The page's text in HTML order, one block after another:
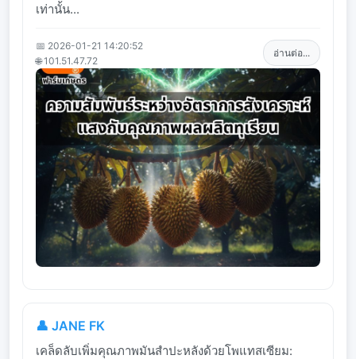
เท่านั้น...
📅 2026-01-21 14:20:52
🌐 101.51.47.72
อ่านต่อ...
👤 JANE FK
เคล็ดลับเพิ่มคุณภาพมันสำปะหลังด้วยโพแทสเซียม: